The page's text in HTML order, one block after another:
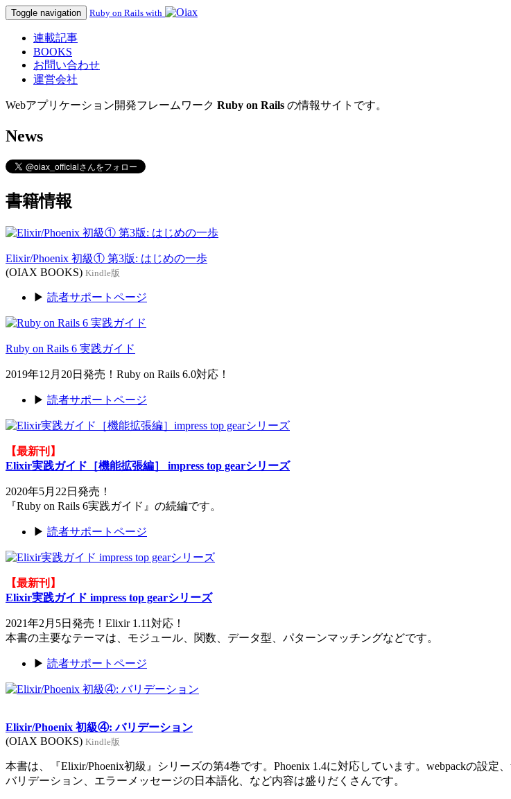
Toggle navigation Ruby on Rails with
連載記事
BOOKS
お問い合わせ
運営会社
Webアプリケーション開発フレームワーク Ruby on Rails の情報サイトです。
News
書籍情報
Elixir/Phoenix 初級① 第3版: はじめの一歩
(OIAX BOOKS) Kindle版
▶ 読者サポートページ
Ruby on Rails 6 実践ガイド
2019年12月20日発売！Ruby on Rails 6.0対応！
▶ 読者サポートページ
【最新刊】
Elixir実践ガイド［機能拡張編］ impress top gearシリーズ
2020年5月22日発売！
『Ruby on Rails 6実践ガイド』の続編です。
▶ 読者サポートページ
【最新刊】
Elixir実践ガイド impress top gearシリーズ
2021年2月5日発売！Elixir 1.11対応！
本書の主要なテーマは、モジュール、関数、データ型、パターンマッチングなどです。
▶ 読者サポートページ
Elixir/Phoenix 初級④: バリデーション
(OIAX BOOKS) Kindle版
本書は、『Elixir/Phoenix初級』シリーズの第4巻です。Phoenix 1.4に対応しています。webpackの設
バリデーション、エラーメッセージの日本語化、など内容は盛りだくさんです。